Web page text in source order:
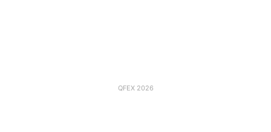
QFEX 2026